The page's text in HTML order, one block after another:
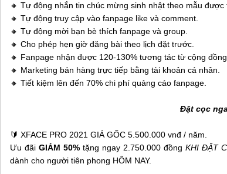
🔸 Tự động nhắn tin chúc mừng sinh nhật theo mẫu được
🔸 Tự động truy cập vào fanpage like và comment.
🔸 Tự động mời bạn bè thích fanpage và group.
🔸 Cho phép hẹn giờ đăng bài theo lịch đặt trước.
🔸 Fanpage nhận được 120-130% tương tác từ cộng đồng
🔸 Marketing bán hàng trực tiếp bằng tài khoản cá nhân.
🔸 Tiết kiệm lên đến 70% chi phí quảng cáo fanpage.
Đặt cọc
🔰 XFACE PRO 2021 GIÁ GỐC 5.500.000 vnđ / năm.
Ưu đãi GIẢM 50%tặng ngay 2.750.000 đồng KHI ĐẶT
dành cho người tiên phong HÔM NAY.